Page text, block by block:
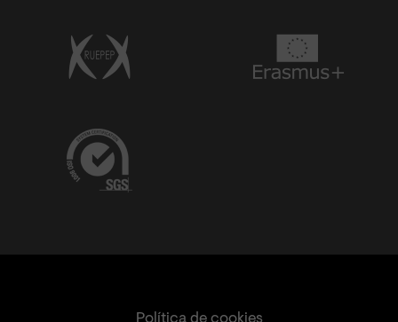
Política de cookies